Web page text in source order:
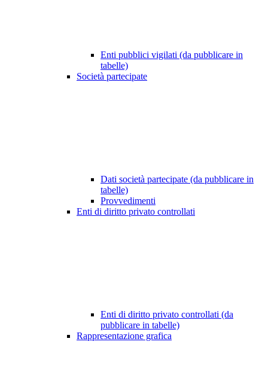
Enti pubblici vigilati (da pubblicare in
tabelle)
Società partecipate
Dati società partecipate (da pubblicare in
tabelle)
Provvedimenti
Enti di diritto privato controllati
Enti di diritto privato controllati (da
pubblicare in tabelle)
Rappresentazione grafica